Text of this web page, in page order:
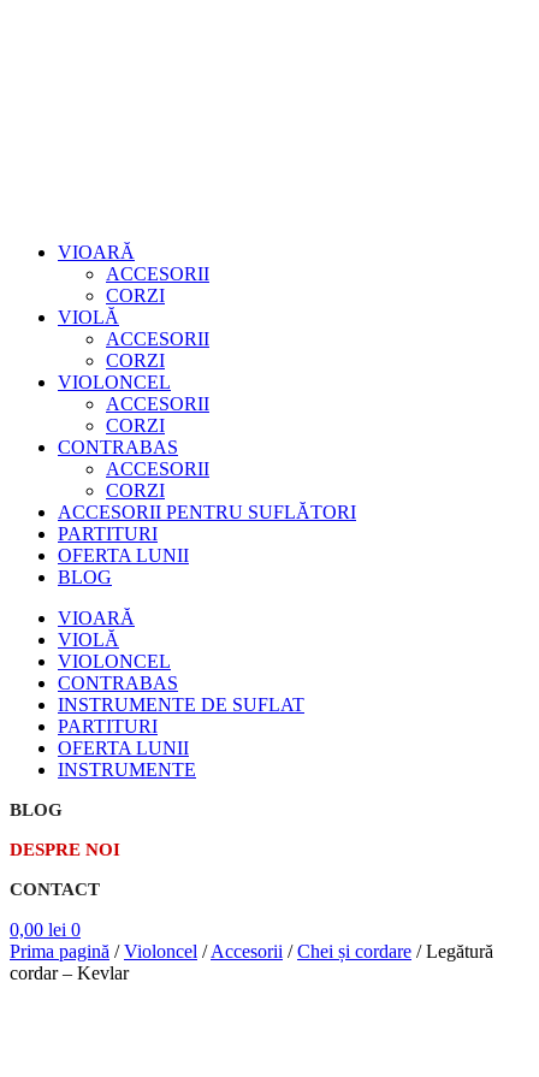
VIOARĂ
ACCESORII
CORZI
VIOLĂ
ACCESORII
CORZI
VIOLONCEL
ACCESORII
CORZI
CONTRABAS
ACCESORII
CORZI
ACCESORII PENTRU SUFLĂTORI
PARTITURI
OFERTA LUNII
BLOG
VIOARĂ
VIOLĂ
VIOLONCEL
CONTRABAS
INSTRUMENTE DE SUFLAT
PARTITURI
OFERTA LUNII
INSTRUMENTE
BLOG
DESPRE NOI
CONTACT
0,00 lei 0
Prima pagină /Violoncel /Accesorii /Chei și cordare /Legătură
cordar – Kevlar